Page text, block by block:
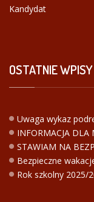
Kandydat
OSTATNIEWPISY
Uwaga wykaz
INFORMACJA DLA
STAWIAM NA
Bezpieczne
Rok szkolny 2025/